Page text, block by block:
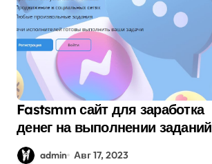
Fastsmm сайт для заработка
денег на выполнении заданий
admin Авг 17, 2023